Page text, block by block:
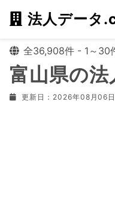
法人データ
全36,908件 - 1～30
富山県の法
更新日：2026年08月06日